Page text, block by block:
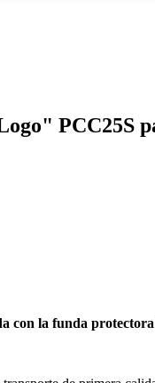
PCC25S
con la funda